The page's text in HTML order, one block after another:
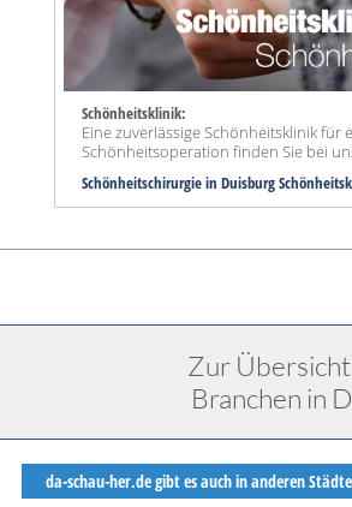
Schönheitsklinik:
Eine zuverlässige Schönheitsklinik für
Schönheitsoperation finden Sie bei
Schönheitschirurgie in Duisburg
Zur
Branchen in
da-schau-her.de gibt es auch in anderen